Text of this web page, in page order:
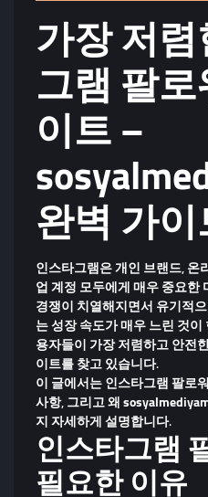
가장 저
그램 팔
이트 –
완벽 가
인스타그램은 개인 브랜드, 온
업 계정 모두에게 매우 중요
경쟁이 치열해지면서유기적
는 성장 속도가 매우 느린 것이
용자들이가장 저렴하고 안전
이트를 찾고 있습니다.
이 글에서는인스타그램 팔로
사항, 그리고 왜
지 자세하게 설명합니다.
인스타그램
필요한 이유